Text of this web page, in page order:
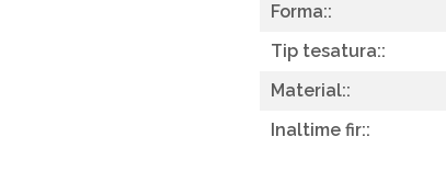
Forma::
Tip tesatura::
Material::
Inaltime fir::